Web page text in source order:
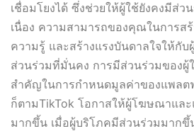
เชื่อมโยงได้ ซึ่งช่วยให้ผู้ใช้ยังคงมีส่ว
เนื่อง ความสามารถของคุณในการส
ความรู้ และสร้างแรงบันดาลใจให้กับ
ส่วนร่วมที่มั่นคง การมีส่วนร่วมของผู้
สำคัญในการกำหนดมูลค่าของแพลต
ก็ตามTikTok โอกาสให้ผู้โฆษณาและ
มากขึ้น เมื่อผู้บริโภคมีส่วนร่วมมากขึ้